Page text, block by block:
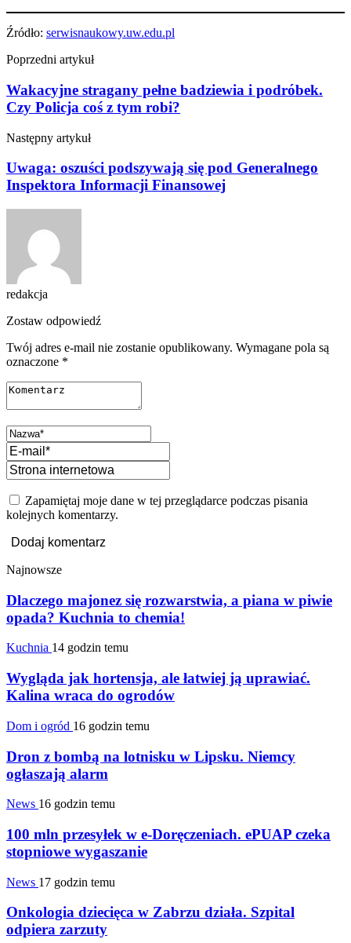
Źródło: serwisnaukowy.uw.edu.pl
Poprzedni artykuł
Wakacyjne stragany pełne badziewia i podróbek.
Czy Policja coś z tym robi?
Następny artykuł
Uwaga: oszuści podszywają się pod Generalnego
Inspektora Informacji Finansowej
redakcja
Zostaw odpowiedź
Twój adres e-mail nie zostanie opublikowany. Wymagane pola są
oznaczone *
Zapamiętaj moje dane w tej przeglądarce podczas pisania
kolejnych komentarzy.
Najnowsze
Dlaczego majonez się rozwarstwia, a piana w piwie
opada? Kuchnia to chemia!
Kuchnia 14 godzin temu
Wygląda jak hortensja, ale łatwiej ją uprawiać.
Kalina wraca do ogrodów
Dom i ogród 16 godzin temu
Dron z bombą na lotnisku w Lipsku. Niemcy
ogłaszają alarm
News 16 godzin temu
100 mln przesyłek w e-Doręczeniach. ePUAP czeka
stopniowe wygaszanie
News 17 godzin temu
Onkologia dziecięca w Zabrzu działa. Szpital
odpiera zarzuty